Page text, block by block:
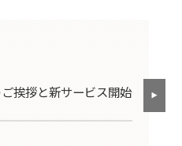
挨拶と新サービス開始